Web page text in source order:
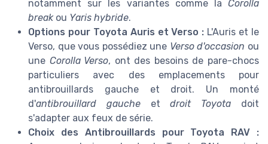
notamment sur les variantes comme la Corolla
breakou Yaris hybride.
Options pour Toyota Auris et Verso : L'Auris et le
Verso, que vous possédiez une Verso d'occasion ou
une Corolla Verso, ont des besoins de pare-chocs
particuliers avec des emplacements pour
antibrouillards gauche et droit. Un monté
d'antibrouillard gaucheetdroit Toyota doit
s'adapter aux feux de série.
Choix des Antibrouillards pour Toyota RAV :